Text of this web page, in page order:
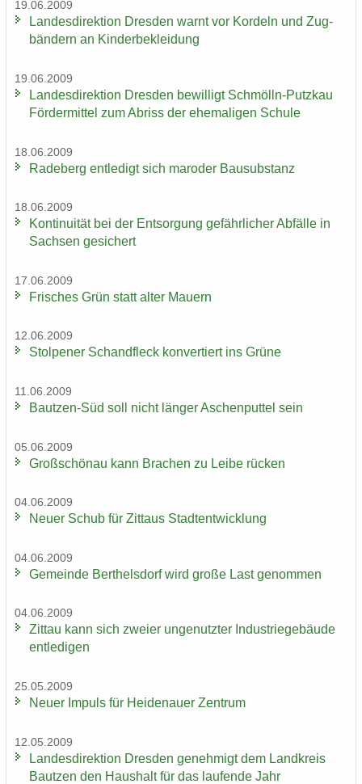
19.06.2009
Lan­des­di­rek­ti­on Dres­den warnt vor Kor­deln und Zug­
bän­dern an Kin­der­be­klei­dung
19.06.2009
Lan­des­di­rek­ti­on Dres­den be­wil­ligt Schmölln-​Putzkau
För­der­mit­tel zum Ab­riss der ehe­ma­li­gen Schu­le
18.06.2009
Ra­de­berg ent­le­digt sich ma­ro­der Bau­sub­stanz
18.06.2009
Kon­ti­nui­tät bei der Ent­sor­gung ge­fähr­li­cher Ab­fäl­le in
Sach­sen ge­si­chert
17.06.2009
Fri­sches Grün statt alter Mau­ern
12.06.2009
Stol­pe­ner Schand­fleck kon­ver­tiert ins Grüne
11.06.2009
Bautzen-​Süd soll nicht län­ger Aschen­put­tel sein
05.06.2009
Groß­schön­au kann Bra­chen zu Leibe rü­cken
04.06.2009
Neuer Schub für Zit­taus Stadt­ent­wick­lung
04.06.2009
Ge­mein­de Bert­hels­dorf wird große Last ge­nom­men
04.06.2009
Zit­tau kann sich zwei­er un­ge­nutz­ter In­dus­trie­ge­bäu­de
ent­le­di­gen
25.05.2009
Neuer Im­puls für Hei­de­nau­er Zen­trum
12.05.2009
Lan­des­di­rek­ti­on Dres­den ge­neh­migt dem Land­kreis
Baut­zen den Haus­halt für das lau­fen­de Jahr